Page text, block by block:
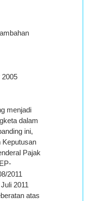
2005
menjadi
dalam
ini,
Keputusan
Pajak
2011
2011
atas